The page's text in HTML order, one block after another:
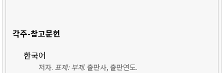
각주-참고문헌
한국어
저자. 표제: 부제. 출판사, 출판연도.